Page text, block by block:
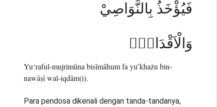
فَيُؤْخَذُ بِالنَّوَاصِيْ
وَالْاَقْدَامِۚ
Yu‘raful-mujrimūna bisīmāhum fa yu’khażu bin-
nawāṣī wal-iqdām(i).
Para pendosa dikenali dengan tanda-tandanya,